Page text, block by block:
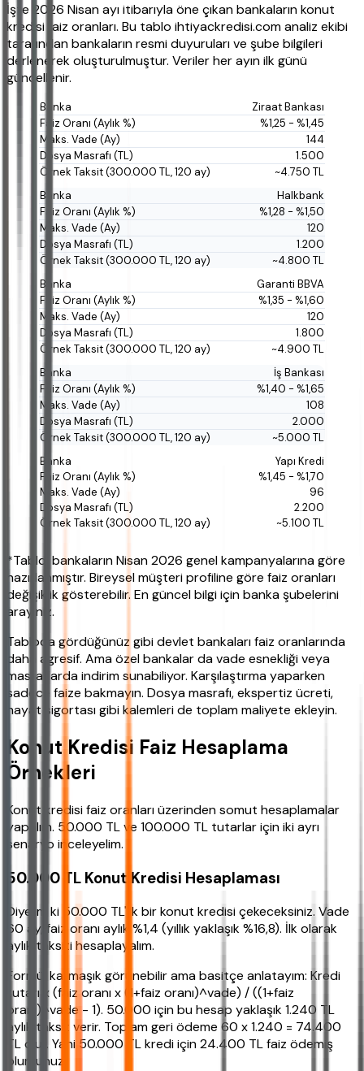
İşte 2026 Nisan ayı itibarıyla öne çıkan bankaların konut
kredisi faiz oranları. Bu tablo ihtiyackredisi.com analiz ekibi
tarafından bankaların resmi duyuruları ve şube bilgileri
derlenerek oluşturulmuştur. Veriler her ayın ilk günü
güncellenir.
Ziraat Bankası
%1,25 - %1,45
144
1.500
~4.750 TL
Halkbank
%1,28 - %1,50
120
1.200
~4.800 TL
Garanti BBVA
%1,35 - %1,60
120
1.800
~4.900 TL
İş Bankası
%1,40 - %1,65
108
2.000
~5.000 TL
Yapı Kredi
%1,45 - %1,70
96
2.200
~5.100 TL
*Tablo, bankaların Nisan 2026 genel kampanyalarına göre
hazırlanmıştır. Bireysel müşteri profiline göre faiz oranları
değişiklik gösterebilir. En güncel bilgi için banka şubelerini
arayınız.
Tabloda gördüğünüz gibi devlet bankaları faiz oranlarında
daha agresif. Ama özel bankalar da vade esnekliği veya
masraflarda indirim sunabiliyor. Karşılaştırma yaparken
sadece faize bakmayın. Dosya masrafı, ekspertiz ücreti,
hayat sigortası gibi kalemleri de toplam maliyete ekleyin.
Konut Kredisi Faiz Hesaplama
Örnekleri
Konut kredisi faiz oranları üzerinden somut hesaplamalar
yapalım. 50.000 TL ve 100.000 TL tutarlar için iki ayrı
senaryo inceleyelim.
50.000 TL Konut Kredisi Hesaplaması
Diyelim ki 50.000 TL'lik bir konut kredisi çekeceksiniz. Vade
60 ay, faiz oranı aylık %1,4 (yıllık yaklaşık %16,8). İlk olarak
aylık taksiti hesaplayalım.
Formül karmaşık görünebilir ama basitçe anlatayım: Kredi
tutarı x (faiz oranı x (1+faiz oranı)^vade) / ((1+faiz
oranı)^vade - 1). 50.000 için bu hesap yaklaşık 1.240 TL
aylık taksit verir. Toplam geri ödeme 60 x 1.240 = 74.400
TL olur. Yani 50.000 TL kredi için 24.400 TL faiz ödemiş
olursunuz.